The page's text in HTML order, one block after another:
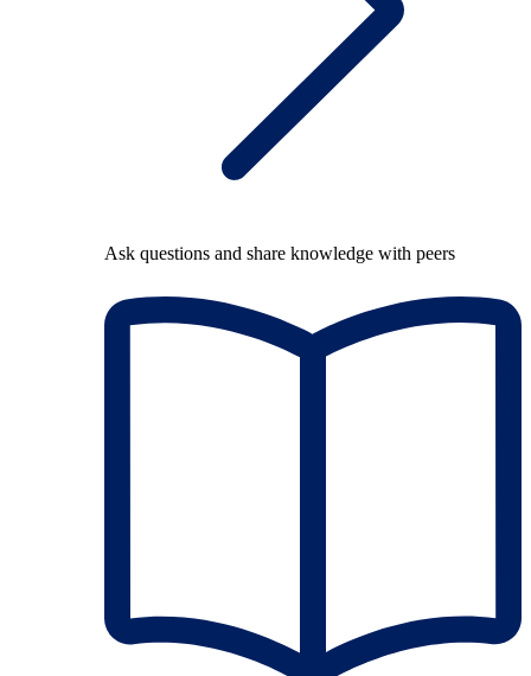
Ask questions and share knowledge with peers